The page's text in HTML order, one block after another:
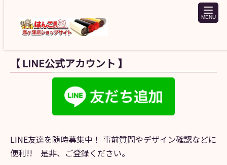
toggle
【 LINE公式アカウント 】
LINE友達を随時募集中！ 事前質問やデザイン確認などに
便利!! 是非、ご登録ください。